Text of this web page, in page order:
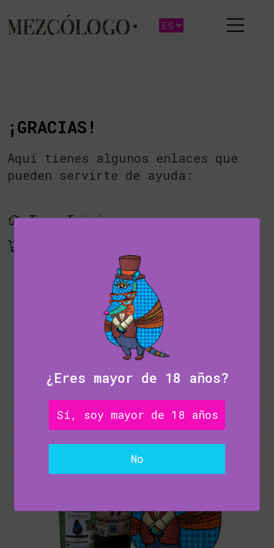
¿Eres mayor de 18 años?
Sí, soy mayor de 18 años
No
¡GRACIAS!
Aquí tienes algunos enlaces que
pueden servirte de ayuda:
Ir a Inicio